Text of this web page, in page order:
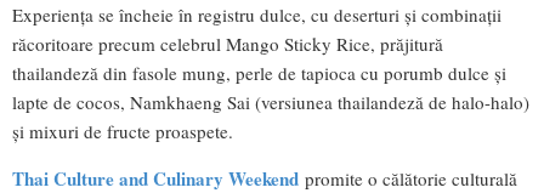
Experiența se încheie în registru dulce, cu deserturi și combinații
răcoritoare precum celebrul Mango Sticky Rice, prăjitură
thailandeză din fasole mung, perle de tapioca cu porumb dulce și
lapte de cocos, Namkhaeng Sai (versiunea thailandeză de halo-halo)
și mixuri de fructe proaspete.
Thai Culture and Culinary Weekend promite o călătorie culturală